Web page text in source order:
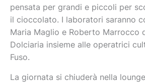
pensata per grandi e piccoli per
il cioccolato. I laboratori saranno
Maria Maglio e Roberto Marrocco
Dolciaria insieme alle operatrici
Fuso.
La giornata si chiuderà nella